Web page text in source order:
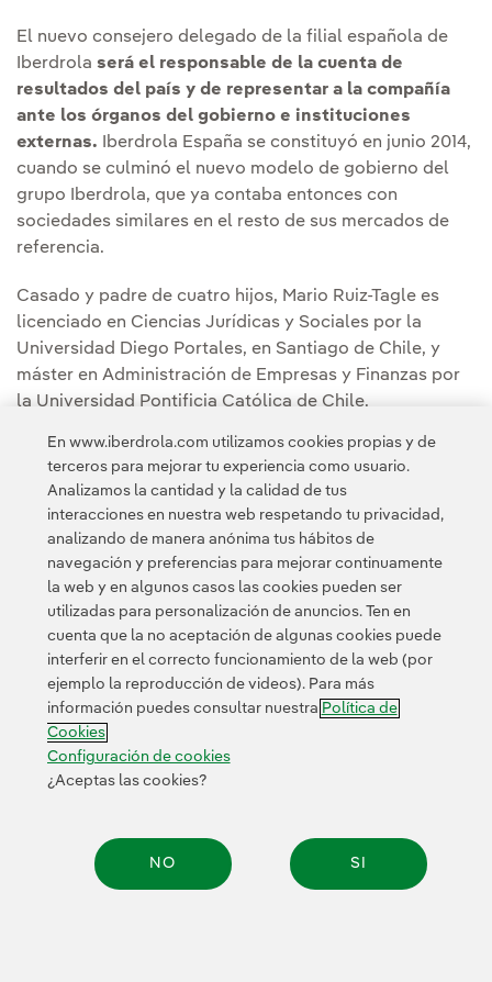
El nuevo consejero delegado de la filial española de
Iberdrola será el responsable de la cuenta de
resultados del país y de representar a la compañía
ante los órganos del gobierno e instituciones
externas. Iberdrola España se constituyó en junio 2014,
cuando se culminó el nuevo modelo de gobierno del
grupo Iberdrola, que ya contaba entonces con
sociedades similares en el resto de sus mercados de
referencia.
Casado y padre de cuatro hijos, Mario Ruiz-Tagle es
licenciado en Ciencias Jurídicas y Sociales por la
Universidad Diego Portales, en Santiago de Chile, y
máster en Administración de Empresas y Finanzas por
la Universidad Pontificia Católica de Chile.
Contacta Política de Privacidad Información legal
Transparencia en el uso de la IA Política de cookies
Configuración de cookies Accesibilidad Canal de denuncias
© 2026 Iberdrola, S.A. Reservados todos los derechos.
En www.iberdrola.com utilizamos cookies propias y de
terceros para mejorar tu experiencia como usuario.
Analizamos la cantidad y la calidad de tus
interacciones en nuestra web respetando tu privacidad,
analizando de manera anónima tus hábitos de
navegación y preferencias para mejorar continuamente
la web y en algunos casos las cookies pueden ser
utilizadas para personalización de anuncios. Ten en
cuenta que la no aceptación de algunas cookies puede
interferir en el correcto funcionamiento de la web (por
ejemplo la reproducción de videos). Para más
información puedes consultar nuestra Política de
Cookies
Configuración de cookies
¿Aceptas las cookies?
NO SI